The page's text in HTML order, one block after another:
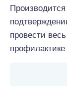
провести